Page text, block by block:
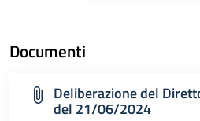
Documenti
Deliberazione del
del 21/06/2024